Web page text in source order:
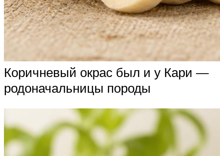
Коричневый окрас был и у Кари —
родоначальницы породы